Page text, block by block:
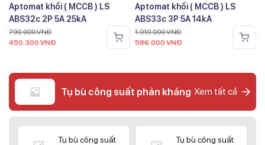
Aptomat khối ( MCCB ) LS
ABS32c 2P 5A 25kA
790.000VNĐ
450.300 VNĐ
Aptomat khối ( MCCB ) LS
ABS33c 3P 5A 14kA
1.010.000VNĐ
586.000 VNĐ
Tụ bù công suất phản kháng Xem tất cả
Tụ bù công suất
Tụ bù công suất